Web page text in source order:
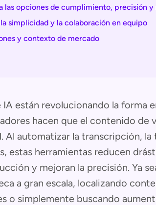
las opciones de cumplimiento, precisión y
simplicidad y la colaboración en equipo
y contexto de mercado
IA están revolucionando la forma
hacen que el contenido de
Al automatizar la transcripción,
estas herramientas reducen
y mejoran la precisión. Ya
a gran escala, localizando
o simplemente buscando